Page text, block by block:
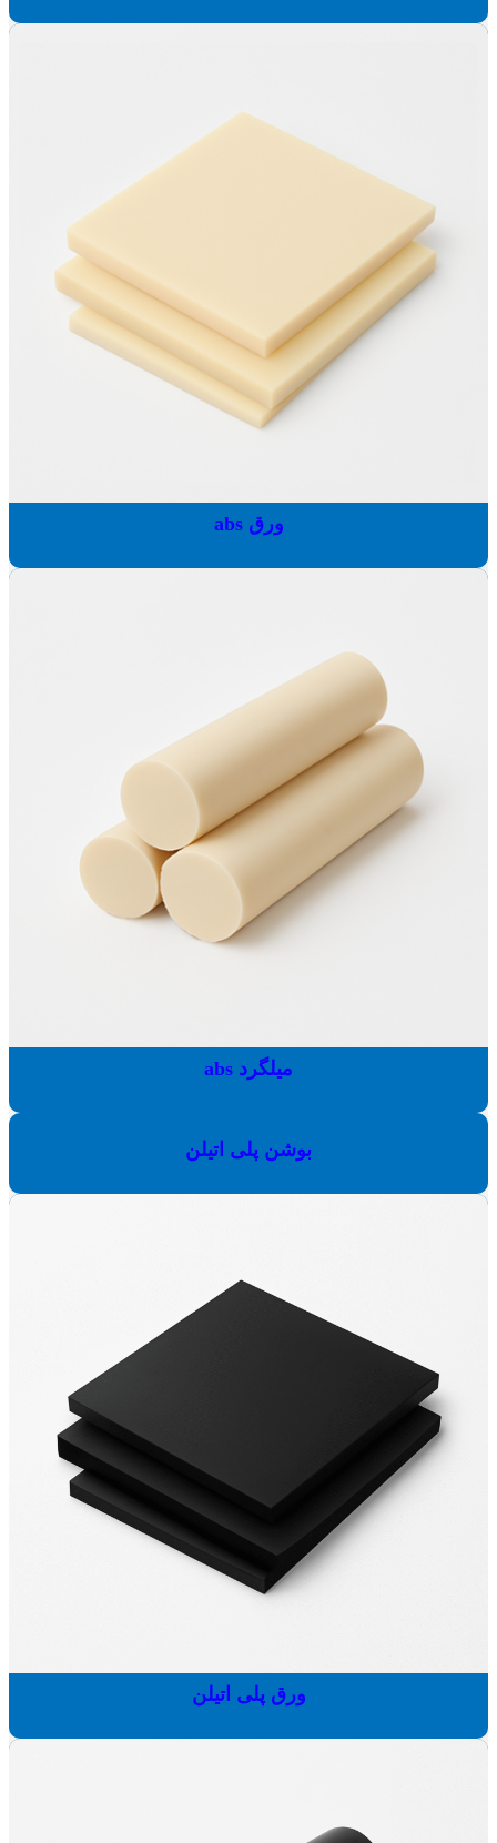
ورق abs
میلگرد abs
بوشن پلی اتیلن
ورق پلی اتیلن